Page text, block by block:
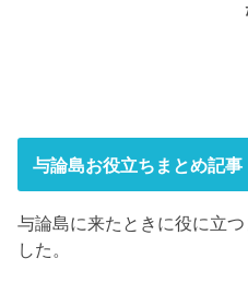
与論島お役立ちまとめ記事
与論島に来たときに役に立
した。